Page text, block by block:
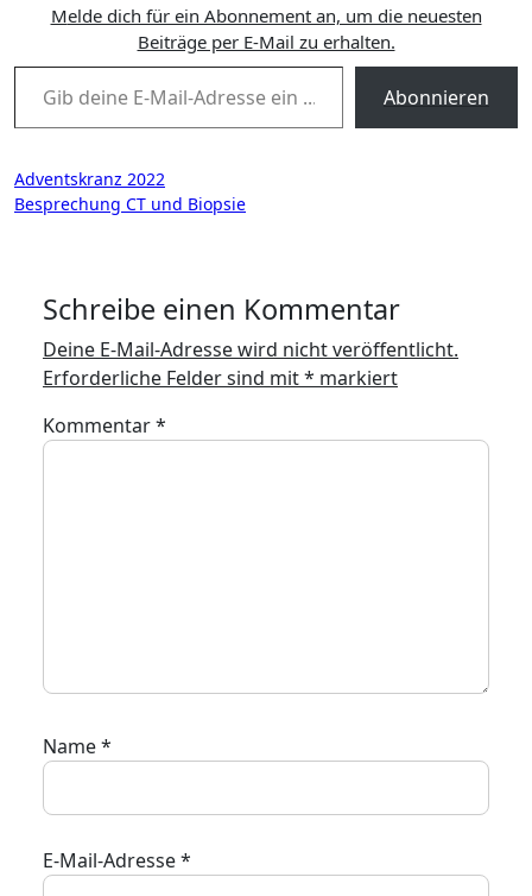
Melde dich für ein Abonnement an, um die neuesten
Beiträge per E-Mail zu erhalten.
Gib deine E-Mail-Adresse ein ...
Abonnieren
Beitragsnavigation
Adventskranz 2022
Besprechung CT und Biopsie
Schreibe einen Kommentar
Deine E-Mail-Adresse wird nicht veröffentlicht.
Erforderliche Felder sind mit* markiert
Kommentar*
Name*
E-Mail-Adresse*